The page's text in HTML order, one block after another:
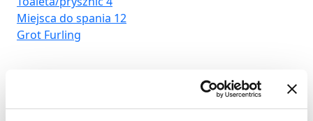
Miejsca do spania 12
Grot Furling